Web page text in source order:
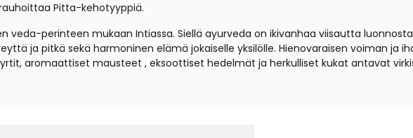
Pitta-kehotyyppiä.
perinteen mukaan Intiassa. Siellä ayurveda on ikivanhaa viisautta
ja pitkä sekä harmoninen elämä jokaiselle yksilölle. Hienovaraisen voiman ja
aromaattiset mausteet , eksoottiset hedelmät ja herkulliset kukat antavat